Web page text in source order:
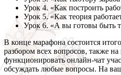
Урок 4. «Как построить
Урок 5. «Как теория
Урок 6. «А вы готовы быть
В конце марафона состоится
разбором всех вопросов, также
функционировать онлайн-чат
обсуждать любые вопросы. На